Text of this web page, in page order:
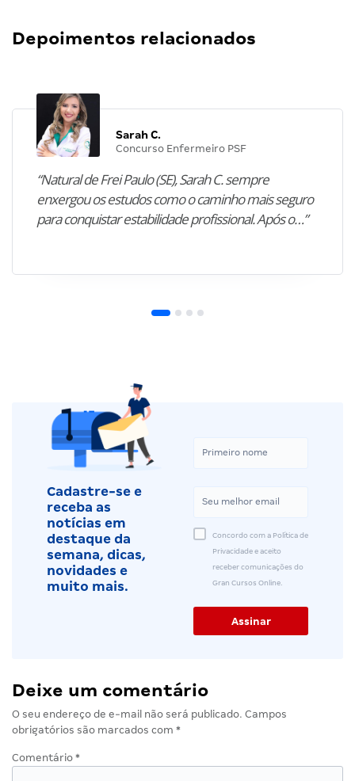
Depoimentos relacionados
Sarah C.
Concurso Enfermeiro PSF
“Natural de Frei Paulo (SE), Sarah C. sempre
enxergou os estudos como o caminho mais seguro
para conquistar estabilidade profissional. Após o…”
Cadastre-se e
receba as
notícias em
destaque da
semana, dicas,
novidades e
muito mais.
Concordo com a Política de
Privacidade e aceito
receber comunicações do
Gran Cursos Online.
Deixe um comentário
O seu endereço de e-mail não será publicado. Campos
obrigatórios são marcados com *
Comentário *